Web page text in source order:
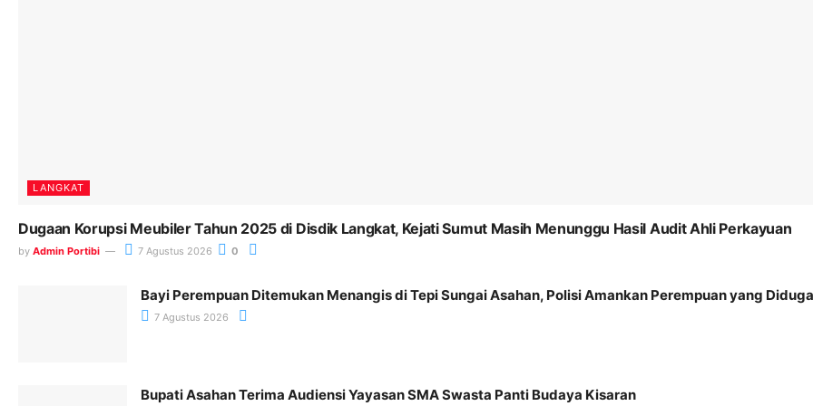
LANGKAT
Dugaan Korupsi Meubiler Tahun 2025 di Disdik Langkat, Kejati Sumut Masih Menunggu Hasil Audit Ahli Perkayuan
by Admin Portibi 7 Agustus 2026 0
Bayi Perempuan Ditemukan Menangis di Tepi Sungai Asahan, Polisi Amankan Perempuan yang
7 Agustus 2026
Bupati Asahan Terima Audiensi Yayasan SMA Swasta Panti Budaya Kisaran